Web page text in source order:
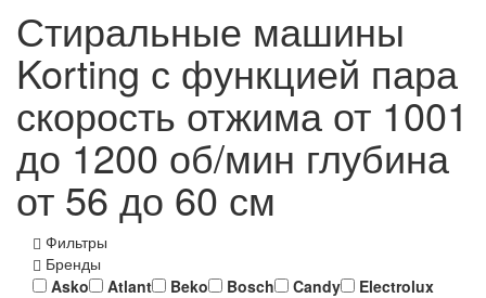
Стиральные машины
Korting с функцией пара
скорость отжима от 1001
до 1200 об/мин глубина
от 56 до 60 см
Фильтры
Бренды
Asko
Atlant Beko Bosch Candy
Electrolux